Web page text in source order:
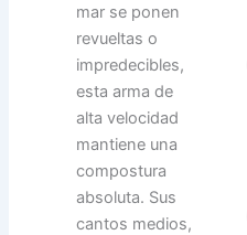
mar se ponen
revueltas o
impredecibles,
esta arma de
alta velocidad
mantiene una
compostura
absoluta. Sus
cantos medios,